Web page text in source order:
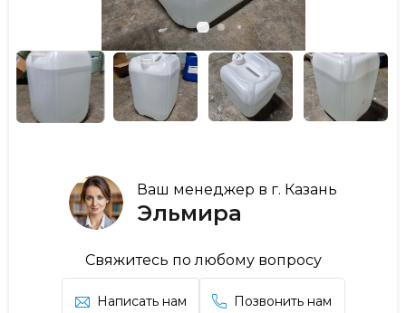
Ваш менеджер в г. Казань
Эльмира
Свяжитесь по любому вопросу
Написать нам Позвонить нам